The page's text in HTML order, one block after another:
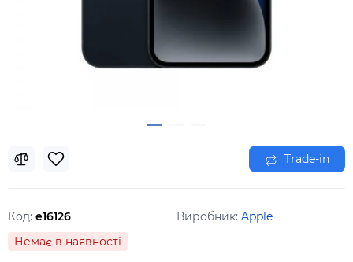
Trade-in
Код: e16126 Виробник: Apple
Немає в наявності